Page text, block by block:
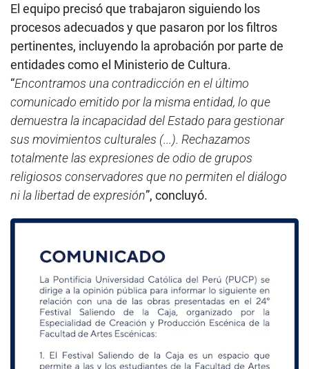
El equipo precisó que trabajaron siguiendo los
procesos adecuados y que pasaron por los filtros
pertinentes, incluyendo la aprobación por parte de
entidades como el Ministerio de Cultura.
“Encontramos una contradicción en el último
comunicado emitido por la misma entidad, lo que
demuestra la incapacidad del Estado para gestionar
sus movimientos culturales (...). Rechazamos
totalmente las expresiones de odio de grupos
religiosos conservadores que no permiten el diálogo
ni la libertad de expresión”, concluyó.